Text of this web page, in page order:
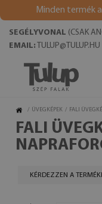
Minden termék
SEGÉLYVONAL (CSAK
EMAIL: TULUP@TULUP.HU
/ ÜVEGKÉPEK / FALI
FALI
KÉRDEZZEN A